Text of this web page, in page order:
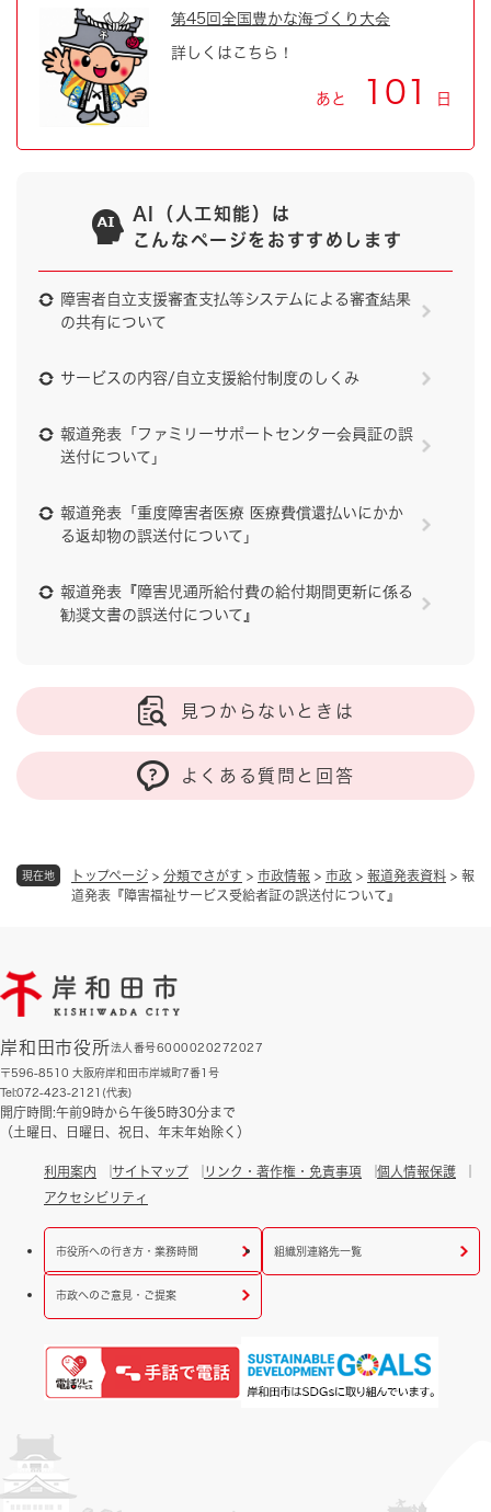
現在地 トップページ > 分類でさがす > 市政情報 > 市政 > 報道発表資料 > 報
道発表『障害福祉サービス受給者証の誤送付について』
第45回全国豊かな海づくり大会
詳しくはこちら！
あと 101 日
AI（人工知能）は
こんなページをおすすめします
障害者自立支援審査支払等システムによる審査結果
の共有について
サービスの内容/自立支援給付制度のしくみ
報道発表「ファミリーサポートセンター会員証の誤
送付について」
報道発表「重度障害者医療 医療費償還払いにかか
る返却物の誤送付について」
報道発表『障害児通所給付費の給付期間更新に係る
勧奨文書の誤送付について』
見つからないときは
よくある質問と回答
岸和田市役所法人番号6000020272027
〒596-8510 大阪府岸和田市岸城町7番1号
Tel:072-423-2121(代表)
開庁時間:午前9時から午後5時30分まで
（土曜日、日曜日、祝日、年末年始除く）
利用案内 サイトマップ リンク・著作権・免責事項
個人情報保護
アクセシビリティ
市役所への行き方・業務時間 組織別連絡先一覧
市政へのご意見・ご提案